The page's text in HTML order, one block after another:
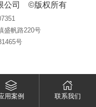
公司 ©版权所有
盛帆路220号
号
用案例 联系我们